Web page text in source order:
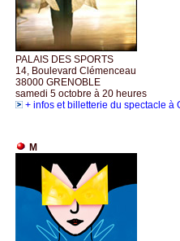
PALAIS DES SPORTS
14, Boulevard Clémenceau
38000 GRENOBLE
samedi 5 octobre à 20 heures
+ infos et billetterie du spectacle à
M